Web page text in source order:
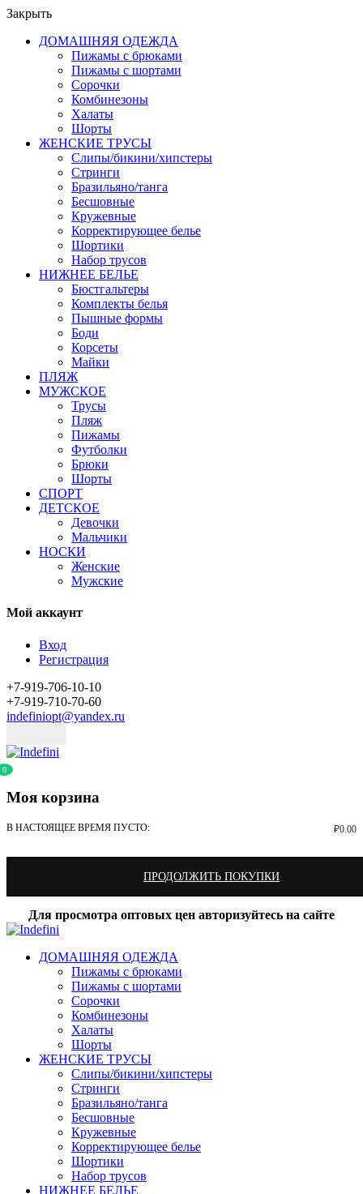
Закрыть
ДОМАШНЯЯ ОДЕЖДА
Пижамы с брюками
Пижамы с шортами
Сорочки
Комбинезоны
Халаты
Шорты
ЖЕНСКИЕ ТРУСЫ
Слипы/бикини/хипстеры
Стринги
Бразильяно/танга
Бесшовные
Кружевные
Корректирующее белье
Шортики
Набор трусов
НИЖНЕЕ БЕЛЬЕ
Бюстгальтеры
Комплекты белья
Пышные формы
Боди
Корсеты
Майки
ПЛЯЖ
МУЖСКОЕ
Трусы
Пляж
Пижамы
Футболки
Брюки
Шорты
СПОРТ
ДЕТСКОЕ
Девочки
Мальчики
НОСКИ
Женские
Мужские
Мой аккаунт
Вход
Регистрация
+7-919-706-10-10
+7-919-710-70-60
indefiniopt@yandex.ru
0
Моя корзина
В НАСТОЯЩЕЕ ВРЕМЯ ПУСТО: ₽0.00
ПРОДОЛЖИТЬ ПОКУПКИ
Для просмотра оптовых цен авторизуйтесь на сайте
ДОМАШНЯЯ ОДЕЖДА
Пижамы с брюками
Пижамы с шортами
Сорочки
Комбинезоны
Халаты
Шорты
ЖЕНСКИЕ ТРУСЫ
Слипы/бикини/хипстеры
Стринги
Бразильяно/танга
Бесшовные
Кружевные
Корректирующее белье
Шортики
Набор трусов
НИЖНЕЕ БЕЛЬЕ